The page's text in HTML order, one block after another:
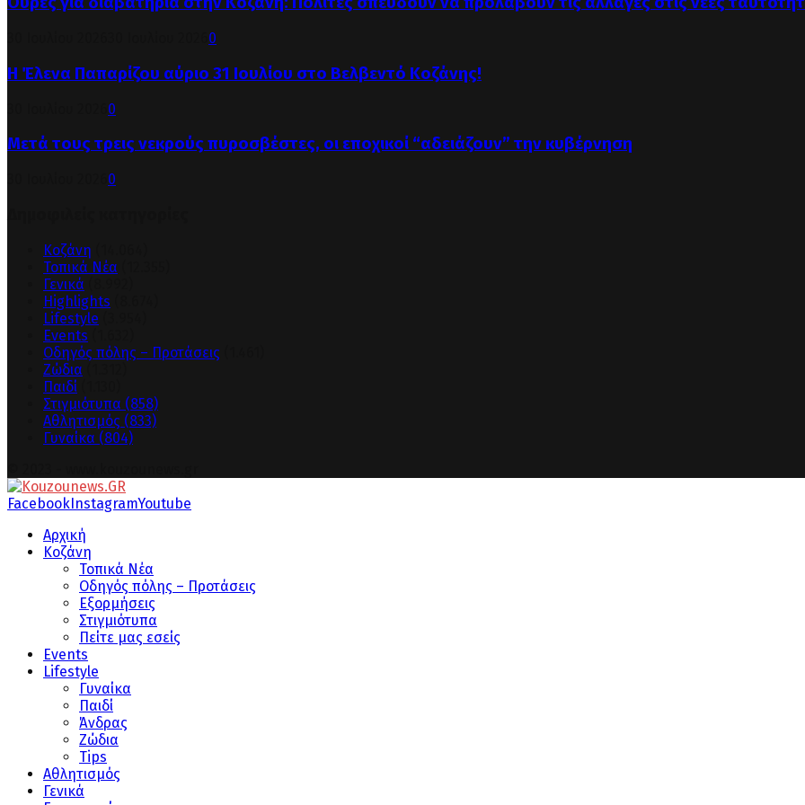
0
Η Έλενα Παπαρίζου αύριο 31 Ιουλίου στο Βελβεντό Κοζάνης!
0
Μετά τους τρεις νεκρούς πυροσβέστες, οι εποχικοί “αδειάζουν” την κυβέρνηση
0
Κοζάνη
Τοπικά Νέα
Γενικά
Highlights
Lifestyle
Events
Οδηγός πόλης – Προτάσεις
Ζώδια
Παιδί
Στιγμιότυπα (858)
Αθλητισμός (833)
Γυναίκα (804)
FacebookInstagramYoutube
Αρχική
Κοζάνη
Τοπικά Νέα
Οδηγός πόλης – Προτάσεις
Εξορμήσεις
Στιγμιότυπα
Πείτε μας εσείς
Events
Lifestyle
Γυναίκα
Παιδί
Άνδρας
Ζώδια
Tips
Αθλητισμός
Γενικά